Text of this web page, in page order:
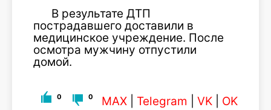
В результате ДТП
пострадавшего доставили в
медицинское учреждение. После
осмотра мужчину отпустили
домой.
0 0 MAX Telegram VK OK